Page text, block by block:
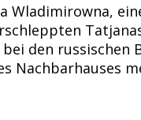
Wladimirowna,
den
Nachbarhauses